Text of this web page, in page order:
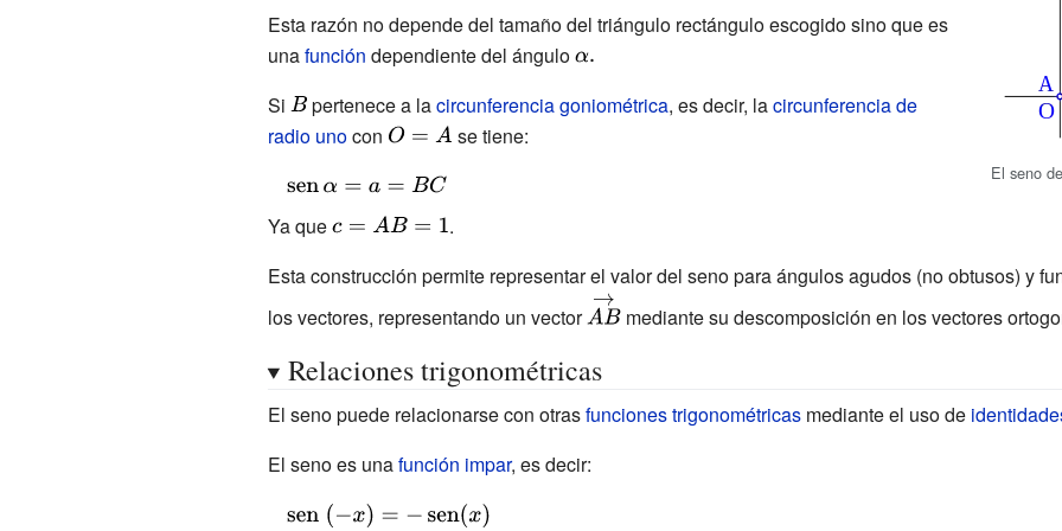
El seno
{sen} \alpha =
{\frac {a}{c}}=
{AB}}}
Esta razón no depende del tamaño del triángulo rectángulo escogido sino que es
unafunción dependiente del ángulo{\displaystyle
Si {\displaystyle
B}
pertenece a lacircunferencia goniométrica, es decir, lacircunferencia de
radio unocon {\displaystyle
se tiene:
{\displaystyle
\operatorname
=a=BC\,}
Ya que{\displaystyle .
Esta construcción permite representar el valor del seno para ángulos agudos (no obtusos) y
los vectores, representando un vector {\displaystyle
mediante su descomposición en los vectores
Relaciones trigonométricas
El seno puede relacionarse con otrasfunciones trigonométricasmediante el uso de
El seno es unafunción impar, es decir:
{\displaystyle